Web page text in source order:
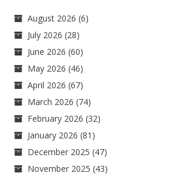
August 2026 (6)
July 2026 (28)
June 2026 (60)
May 2026 (46)
April 2026 (67)
March 2026 (74)
February 2026 (32)
January 2026 (81)
December 2025 (47)
November 2025 (43)